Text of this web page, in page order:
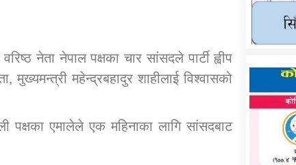
नेता नेपाल पक्षका चार सांसदले पार्टी ह्वीप
महेन्द्रबहादुर शाहीलाई विश्वासको
पक्षका एमालेले एक महिनाका लागि सांसदबाट